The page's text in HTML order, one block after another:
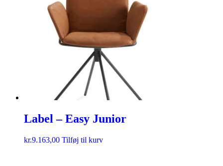
Label – Easy Junior
kr.9.163,00 Tilføj til kurv